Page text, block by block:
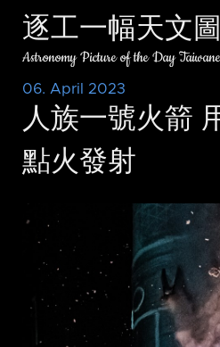
逐工一幅天文圖
Astronomy Picture of the Day
06. April 2023
人族一號火箭
點火發射